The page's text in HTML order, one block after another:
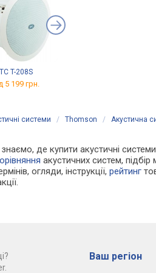
T-208S
5 199 грн.
системи / Thomson / Акустична
де купити акустичні
акустичних систем,
огляди, інструкції,рейтинг
Ваш регіон